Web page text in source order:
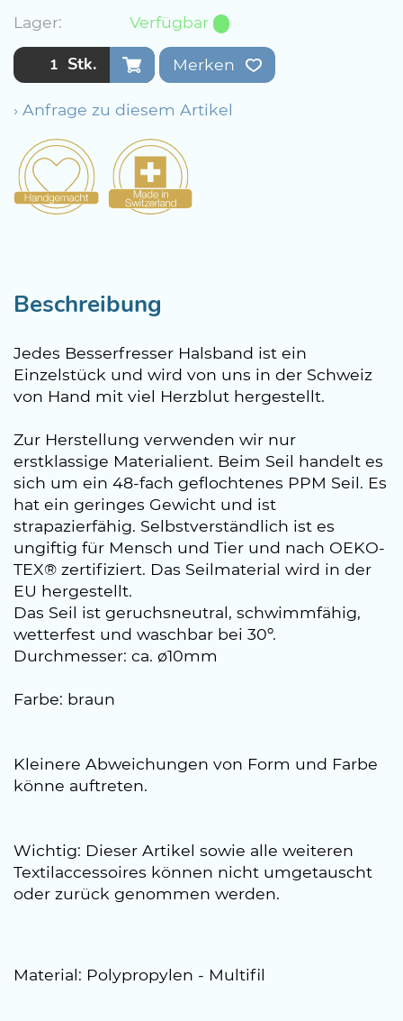
Lager: Verfügbar
Stk. Merken
› Anfrage zu diesem Artikel
Beschreibung
Jedes Besserfresser Halsband ist ein
Einzelstück und wird von uns in der Schweiz
von Hand mit viel Herzblut hergestellt.
Zur Herstellung verwenden wir nur
erstklassige Materialient. Beim Seil handelt es
sich um ein 48-fach geflochtenes PPM Seil. Es
hat ein geringes Gewicht und ist
strapazierfähig. Selbstverständlich ist es
ungiftig für Mensch und Tier und nach OEKO-
TEX® zertifiziert. Das Seilmaterial wird in der
EU hergestellt.
Das Seil ist geruchsneutral, schwimmfähig,
wetterfest und waschbar bei 30º.
Durchmesser: ca. ø10mm
Farbe: braun
Kleinere Abweichungen von Form und Farbe
könne auftreten.
Wichtig: Dieser Artikel sowie alle weiteren
Textilaccessoires können nicht umgetauscht
oder zurück genommen werden.
Material: Polypropylen - Multifil